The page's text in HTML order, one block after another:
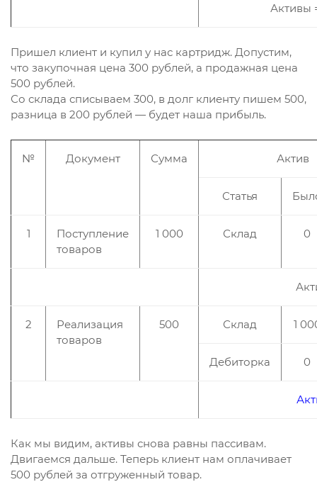
Активы
Пришел клиент и купил у нас картридж. Допустим,
что закупочная цена 300 рублей, а продажная цена
500 рублей.
Со склада списываем 300, в долг клиенту пишем 500,
разница в 200 рублей — будет наша прибыль.
№ Документ Сумма Актив
Статья
1
Поступление
товаров
1 000 Склад 0
2
Реализация
товаров
500 Склад 1
Дебиторка 0
Как мы видим, активы снова равны пассивам.
Двигаемся дальше. Теперь клиент нам оплачивает
500 рублей за отгруженный товар.